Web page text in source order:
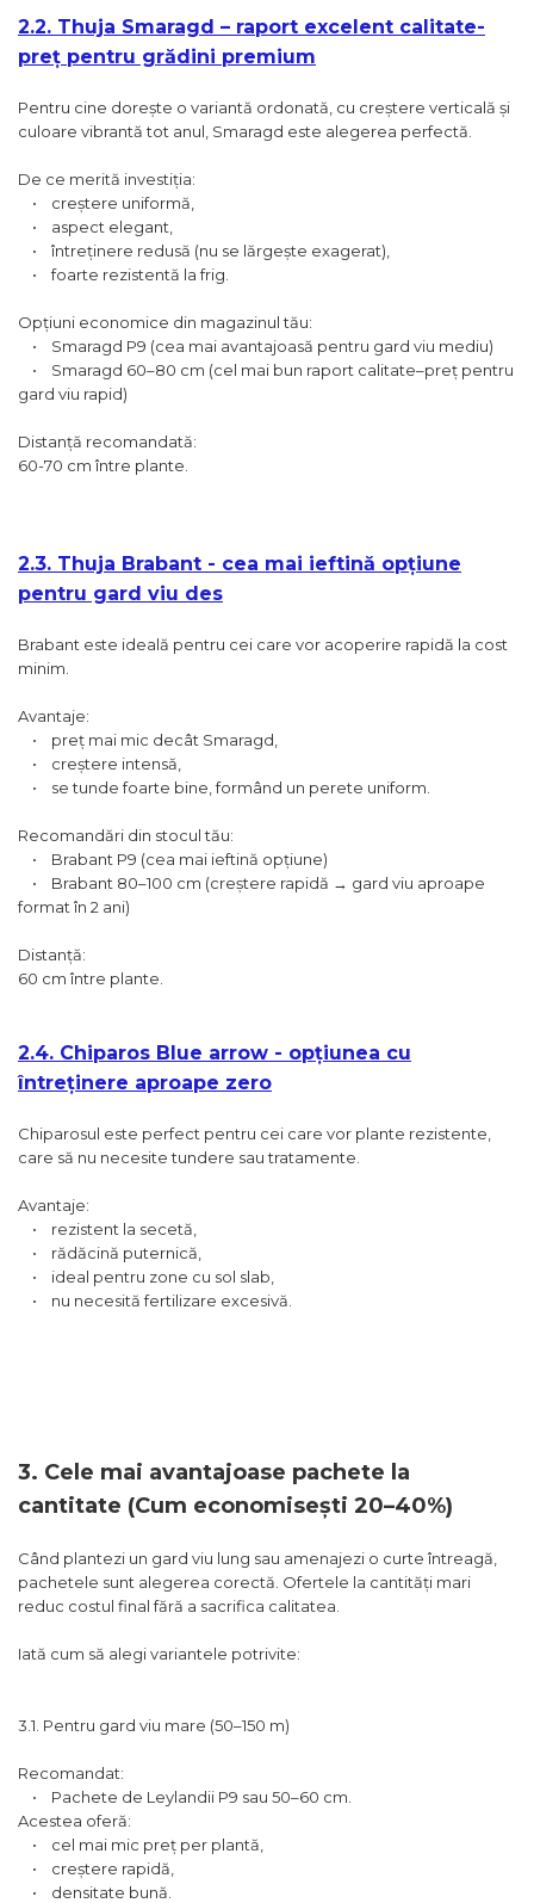
2.2. Thuja Smaragd – raport excelent calitate-
preț pentru grădini premium
Pentru cine dorește o variantă ordonată, cu creștere verticală și
culoare vibrantă tot anul, Smaragd este alegerea perfectă.
De ce merită investiția:
• creștere uniformă,
• aspect elegant,
• întreținere redusă (nu se lărgește exagerat),
• foarte rezistentă la frig.
Opțiuni economice din magazinul tău:
• Smaragd P9 (cea mai avantajoasă pentru gard viu mediu)
• Smaragd 60–80 cm (cel mai bun raport calitate–preț pentru
gard viu rapid)
Distanță recomandată:
60-70 cm între plante.
2.3. Thuja Brabant - cea mai ieftină opțiune
pentru gard viu des
Brabant este ideală pentru cei care vor acoperire rapidă la cost
minim.
Avantaje:
• preț mai mic decât Smaragd,
• creștere intensă,
• se tunde foarte bine, formând un perete uniform.
Recomandări din stocul tău:
• Brabant P9 (cea mai ieftină opțiune)
• Brabant 80–100 cm (creștere rapidă → gard viu aproape
format în 2 ani)
Distanță:
60 cm între plante.
2.4. Chiparos Blue arrow - opțiunea cu
întreținere aproape zero
Chiparosul este perfect pentru cei care vor plante rezistente,
care să nu necesite tundere sau tratamente.
Avantaje:
• rezistent la secetă,
• rădăcină puternică,
• ideal pentru zone cu sol slab,
• nu necesită fertilizare excesivă.
3. Cele mai avantajoase pachete la
cantitate (Cum economisești 20–40%)
Când plantezi un gard viu lung sau amenajezi o curte întreagă,
pachetele sunt alegerea corectă. Ofertele la cantități mari
reduc costul final fără a sacrifica calitatea.
Iată cum să alegi variantele potrivite:
3.1. Pentru gard viu mare (50–150 m)
Recomandat:
• Pachete de Leylandii P9 sau 50–60 cm.
Acestea oferă:
• cel mai mic preț per plantă,
• creștere rapidă,
• densitate bună.